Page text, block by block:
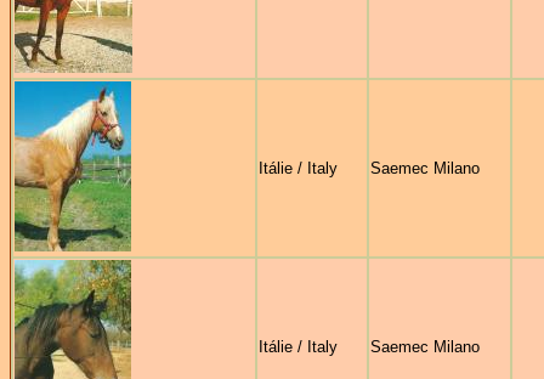
Itálie / Italy Saemec Milano
Itálie / Italy Saemec Milano